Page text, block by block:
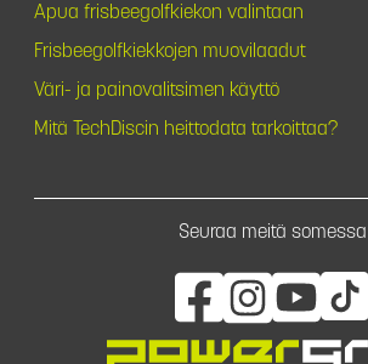
Apua frisbeegolfkiekon valintaan
Frisbeegolfkiekkojen muovilaadut
Väri- ja painovalitsimen käyttö
Mitä TechDiscin heittodata tarkoittaa?
Seuraa meitä somessa